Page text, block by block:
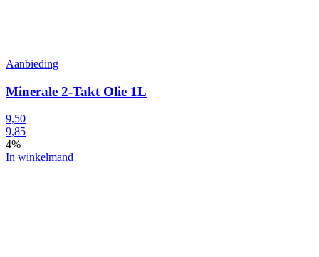
Aanbieding
Minerale 2-Takt Olie 1L
9,50
9,85
4%
In winkelmand